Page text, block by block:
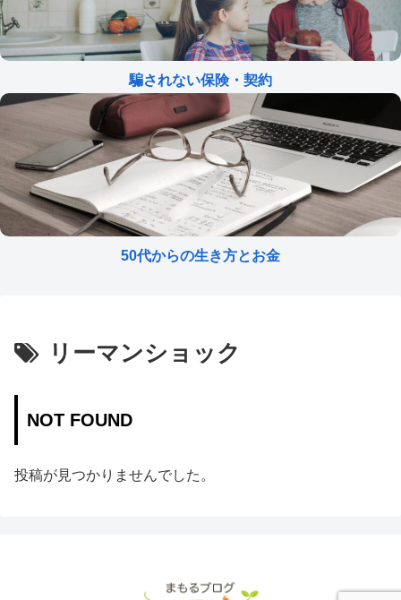
騙されない保険・契約
50代からの生き方とお金
リーマンショック
NOT FOUND
投稿が見つかりませんでした。